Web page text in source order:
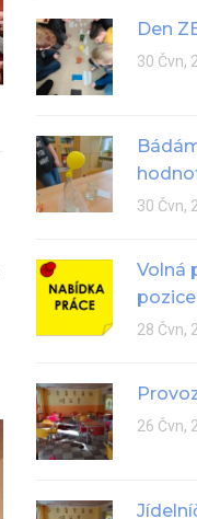
Den
30 Čvn,
30 Čvn,
Volná
pozice
28 Čvn,
26 Čvn,